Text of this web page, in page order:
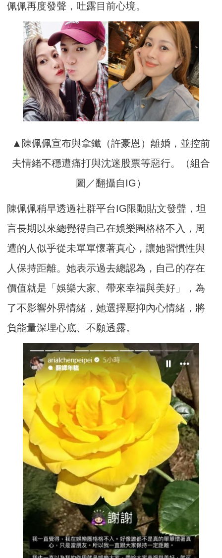
佩佩再度發聲，吐露目前心境。
▲陳佩佩宣布與拿鐵（許豪恩）離婚，並控前
夫情緒不穩遭痛打與沈迷股票等惡行。（組合
圖／翻攝自IG）
陳佩佩稍早透過社群平台IG限動貼文發聲，坦
言長期以來總覺得自己在娛樂圈格格不入，周
遭的人似乎從未單單懷著真心，讓她習慣性與
人保持距離。她表示過去總認為，自己的存在
價值就是「娛樂大家、帶來幸福與美好」，為
了不影響外界情緒，她選擇壓抑內心情緒，將
負能量深埋心底、不願透露。